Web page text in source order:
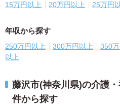
15万円以上 20万円以上 25万円
年収から探す
250万円以上 300万円以上 350
以上
藤沢市(神奈川県)の介護
件から探す